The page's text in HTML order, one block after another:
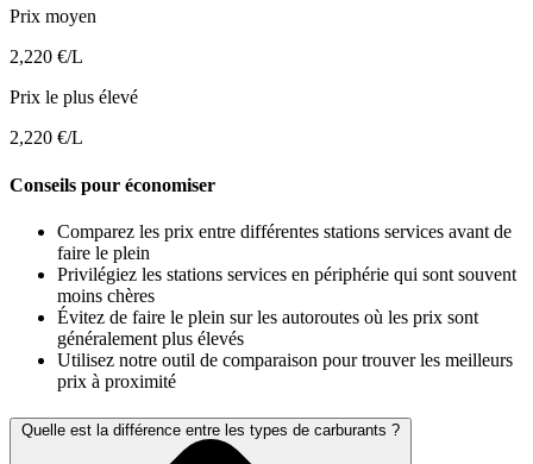
Prix moyen
2,220 €/L
Prix le plus élevé
2,220 €/L
Conseils pour économiser
Comparez les prix entre différentes stations services avant de
faire le plein
Privilégiez les stations services en périphérie qui sont souvent
moins chères
Évitez de faire le plein sur les autoroutes où les prix sont
généralement plus élevés
Utilisez notre outil de comparaison pour trouver les meilleurs
prix à proximité
Quelle est la différence entre les types de carburants ?